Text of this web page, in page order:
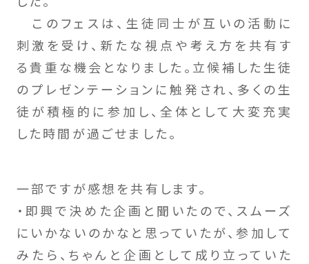
このフェスは、生徒同士が互いの活動に
刺激を受け、新たな視点や考え方を共有す
る貴重な機会となりました。立候補した生徒
のプレゼンテーションに触発され、多くの生
徒が積極的に参加し、全体として大変充実
した時間が過ごせました。
一部ですが感想を共有します。
・即興で決めた企画と聞いたので、スムーズ
にいかないのかなと思っていたが、参加して
みたら、ちゃんと企画として成り立っていた